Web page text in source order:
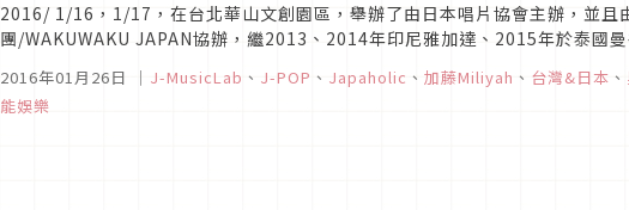
2016/ 1/16，1/17，在台北華山文創園區，舉辦了由日本唱片協會主辦，並且
團/WAKUWAKU JAPAN協辦，繼2013、2014年印尼雅加達、2015年於泰國
親身感受日本音樂最真實的魅力！上篇介紹了16日的活動現況，接下來就讓大家
2016年01月26日 ｜ J-MusicLab 、 J-POP 、 Japaholic 、 加藤Miliyah 、 台灣&日本 、
能娛樂